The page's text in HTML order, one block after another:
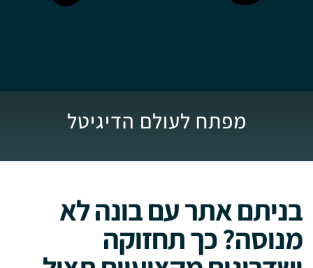
מפתח לעולם הדיגיטל
בניתם אתר עם בונה לא
מנוסה? כך תחזוקה